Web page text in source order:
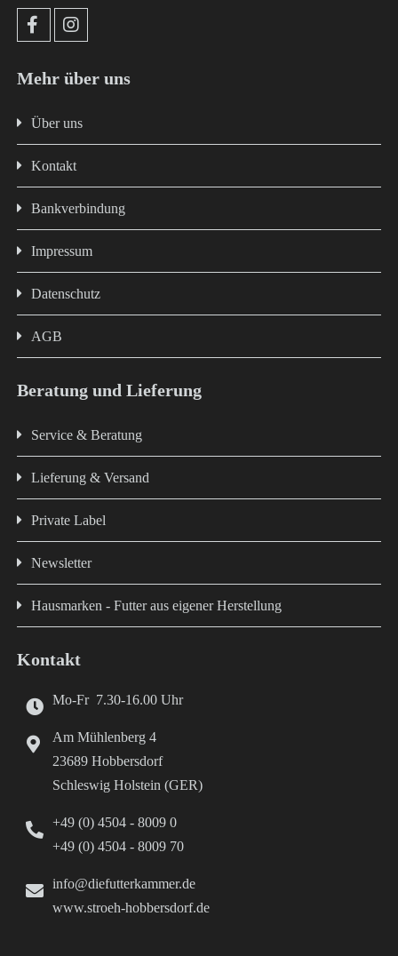
Mehr über uns
Über uns
Kontakt
Bankverbindung
Impressum
Datenschutz
AGB
Beratung und Lieferung
Service & Beratung
Lieferung & Versand
Private Label
Newsletter
Hausmarken - Futter aus eigener Herstellung
Kontakt
Mo-Fr 7.30-16.00 Uhr
Am Mühlenberg 4
23689 Hobbersdorf
Schleswig Holstein (GER)
+49 (0) 4504 - 8009 0
+49 (0) 4504 - 8009 70
info@diefutterkammer.de
www.stroeh-hobbersdorf.de